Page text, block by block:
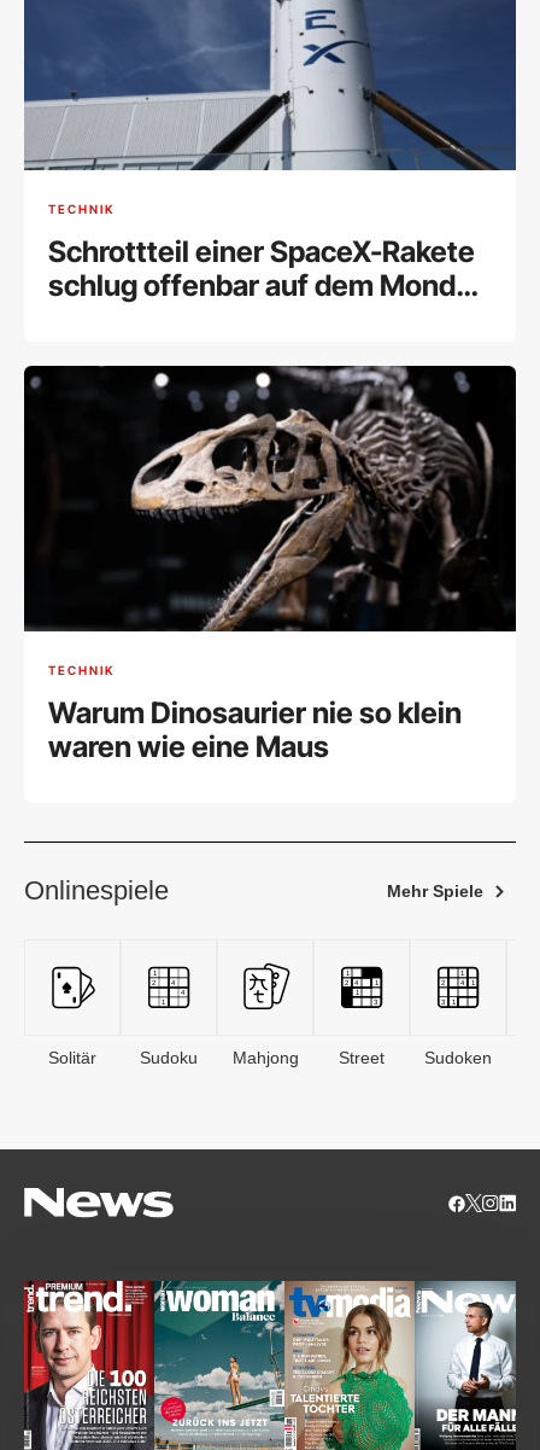
TECHNIK
Schrottteil einer SpaceX-Rakete
schlug offenbar auf dem Mond
TECHNIK
Warum Dinosaurier nie so klein
waren wie eine Maus
Onlinespiele Mehr Spiele
Solitär Sudoku Mahjong Street Sudoken